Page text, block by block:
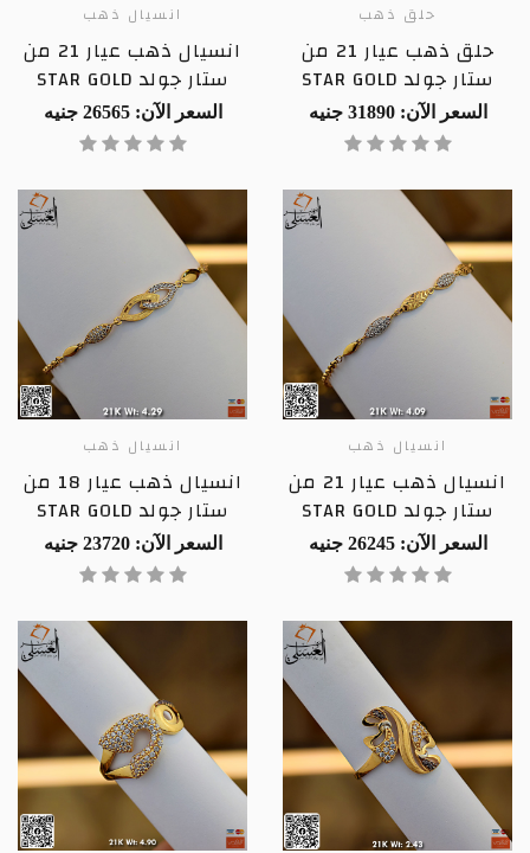
حلق ذهب
حلق ذهب عيار 21 من
ستار جولد STAR GOLD
السعر الآن: 31890 جنيه
انسيال ذهب
انسيال ذهب عيار 21 من
ستار جولد STAR GOLD
السعر الآن: 26565 جنيه
انسيال ذهب
انسيال ذهب عيار 21 من
ستار جولد STAR GOLD
السعر الآن: 26245 جنيه
انسيال ذهب
انسيال ذهب عيار 18 من
ستار جولد STAR GOLD
السعر الآن: 23720 جنيه